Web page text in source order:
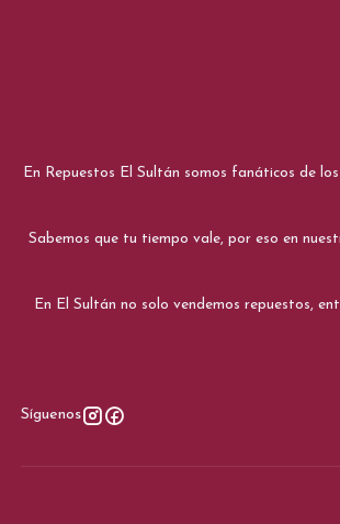
En Repuestos El Sultán somos fanáticos de
Sabemos que tu tiempo vale, por eso en
En El Sultán no solo vendemos repuestos,
Síguenos